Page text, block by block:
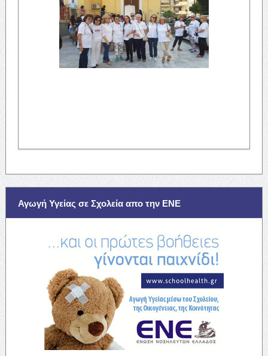
Αγωγή Υγείας σε Σχολεία απο την ΕΝΕ